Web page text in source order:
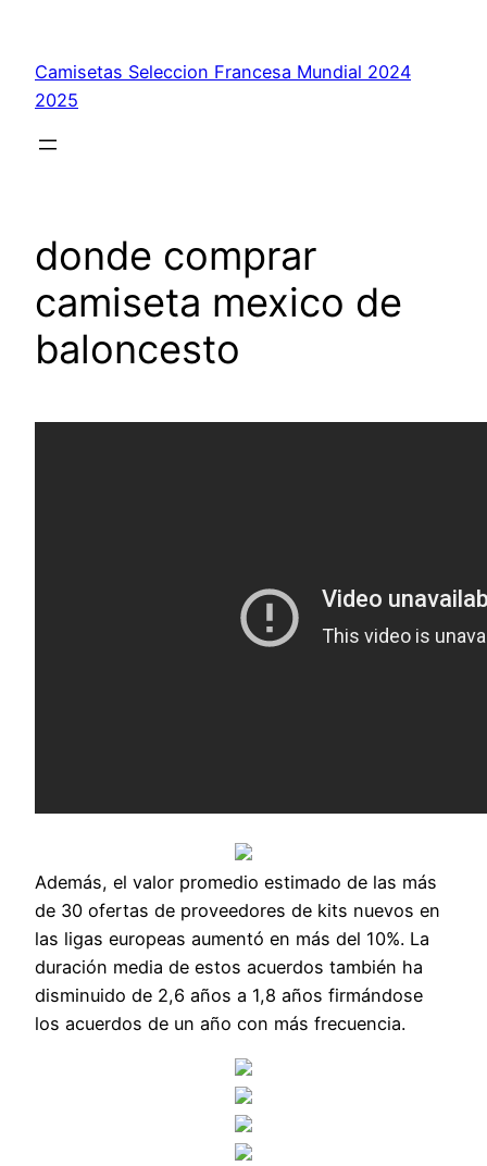
contenido
Camisetas Seleccion Francesa Mundial 2024
2025
donde comprar
camiseta mexico de
baloncesto
Además, el valor promedio estimado de las más
de 30 ofertas de proveedores de kits nuevos en
las ligas europeas aumentó en más del 10%. La
duración media de estos acuerdos también ha
disminuido de 2,6 años a 1,8 años firmándose
los acuerdos de un año con más frecuencia.